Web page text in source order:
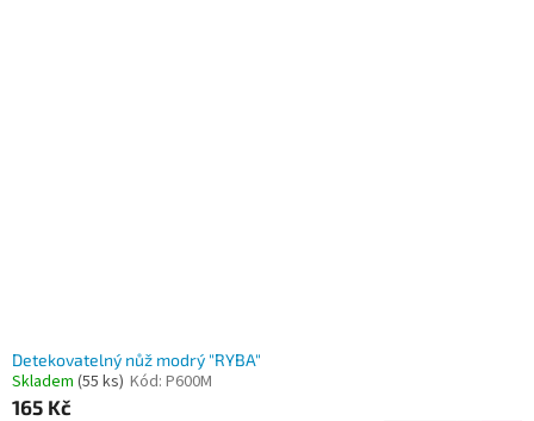
Detekovatelný nůž modrý "RYBA"
Skladem (55 ks) Kód: P600M
165 Kč